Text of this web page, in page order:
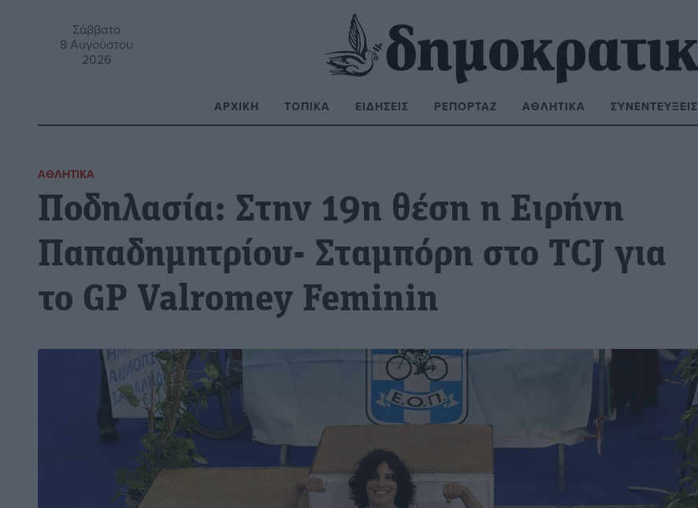
Σάββατο
8 Αυγούστου
2026
ΑΡΧΙΚΉ ΤΟΠΙΚΆ ΕΙΔΉΣΕΙΣ ΡΕΠΟΡΤΆΖ ΑΘΛΗΤΙΚΆ ΣΥΝΕΝΤΕΎΞΕΙΣ
ΑΘΛΗΤΙΚΆ
Ποδηλασία: Στην 19η θέση η Ειρήνη
Παπαδημητρίου- Σταμπόρη στο TCJ για
το GP Valromey Feminin